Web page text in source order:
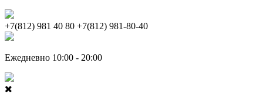
+7(812) 981 40 80 +7(812) 981-80-40
Ежедневно 10:00 - 20:00